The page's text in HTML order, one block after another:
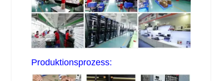
Produktionsprozess: